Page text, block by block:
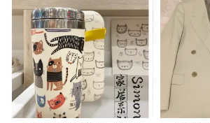
一件lululemon买的define
jacket，这件上身实在太太太太
好看了，虽然它家legging让我很
失望，但上衣决定支持。穿上身
后腰堪比吉娜爱丽丝（做梦） 剩
下的都是在simons里淘到的好
货。 玩具狮子是我的一个习惯，
喜欢收集狮子玩具。 图三图四绝
对不适合穿上街，太薄了。不过